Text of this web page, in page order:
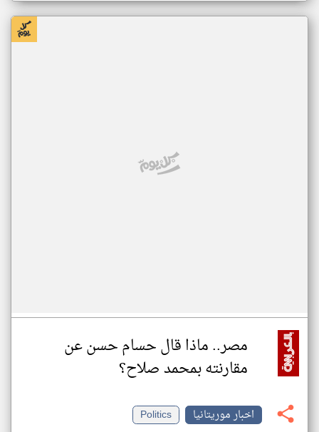
مصر.. ماذا قال حسام حسن عن
مقارنته بمحمد صلاح؟
اخبار موريتانيا
Politics